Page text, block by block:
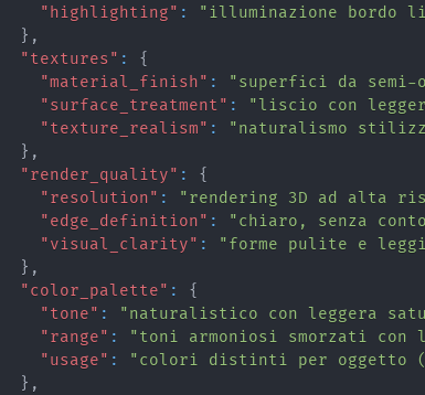
"highlighting" :
"illuminazione bordo
} ,
"textures" :
{
"material_finish" : "superfici da semi-
"surface_treatment" :
"liscio con
"texture_realism" :
"naturalismo
} ,
"render_quality" :
{
"resolution" : "rendering 3D ad alta
"edge_definition" :
"chiaro, senza
"visual_clarity" :
"forme pulite e
} ,
"color_palette" :
{
"tone" : "naturalistico con leggera
"range" : "toni armoniosi smorzati con
"usage" :
"colori distinti per oggetto
} ,